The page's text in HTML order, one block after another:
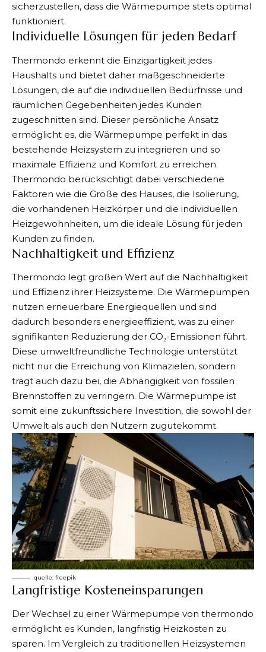
sicherzustellen, dass die Wärmepumpe stets optimal
funktioniert.
Individuelle Lösungen für jeden Bedarf
Thermondo erkennt die Einzigartigkeit jedes
Haushalts und bietet daher maßgeschneiderte
Lösungen, die auf die individuellen Bedürfnisse und
räumlichen Gegebenheiten jedes Kunden
zugeschnitten sind. Dieser persönliche Ansatz
ermöglicht es, die Wärmepumpe perfekt in das
bestehende Heizsystem zu integrieren und so
maximale Effizienz und Komfort zu erreichen.
Thermondo berücksichtigt dabei verschiedene
Faktoren wie die Größe des Hauses, die Isolierung,
die vorhandenen Heizkörper und die individuellen
Heizgewohnheiten, um die ideale Lösung für jeden
Kunden zu finden.
Nachhaltigkeit und Effizienz
Thermondo legt großen Wert auf die Nachhaltigkeit
und Effizienz ihrer Heizsysteme. Die Wärmepumpen
nutzen erneuerbare Energiequellen und sind
dadurch besonders energieeffizient, was zu einer
signifikanten Reduzierung der CO₂-Emissionen führt.
Diese umweltfreundliche Technologie unterstützt
nicht nur die Erreichung von Klimazielen, sondern
trägt auch dazu bei, die Abhängigkeit von fossilen
Brennstoffen zu verringern. Die Wärmepumpe ist
somit eine zukunftssichere Investition, die sowohl der
Umwelt als auch den Nutzern zugutekommt.
quelle: freepik
Langfristige Kosteneinsparungen
Der Wechsel zu einer Wärmepumpe von thermondo
ermöglicht es Kunden, langfristig Heizkosten zu
sparen. Im Vergleich zu traditionellen Heizsystemen